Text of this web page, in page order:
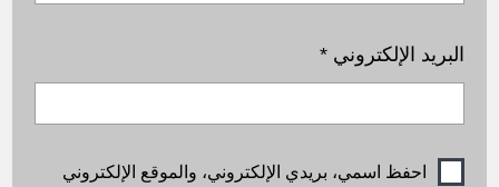
البريد الإلكتروني*
احفظ اسمي، بريدي الإلكتروني، والموقع الإلكتروني